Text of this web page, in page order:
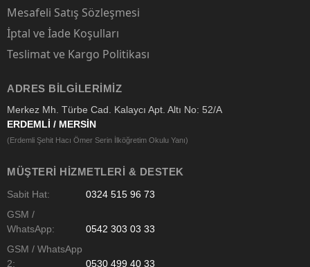
Mesafeli Satış Sözleşmesi
İptal ve İade Koşulları
Teslimat ve Kargo Politikası
ADRES BILGILERIMIZ
Merkez Mh. Türbe Cad. Kalaycı Apt. Altı No: 52/A
ERDEMLİ / MERSİN
(Erdemli Şehit Hacı Ömer Serin İlköğretim Okulu Yanı)
MÜŞTERI HIZMETLERI & DESTEK
Sabit Hat:
0324 515 96 73
GSM /
WhatsApp:
0542 303 03 33
GSM / WhatsApp
2:
0530 499 40 33